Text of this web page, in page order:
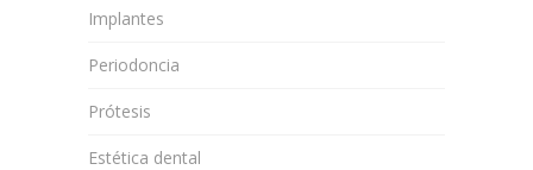
Implantes
Periodoncia
Prótesis
Estética dental